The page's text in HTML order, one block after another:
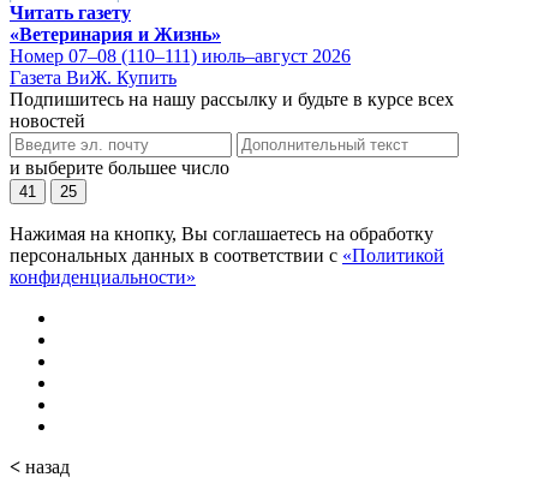
Читать газету
«Ветеринария и Жизнь»
Номер 07–08 (110–111) июль–август 2026
Газета ВиЖ. Купить
Подпишитесь на нашу рассылку и будьте в курсе всех
новостей
и выберите большее число
41 25
Нажимая на кнопку, Вы соглашаетесь на обработку
персональных данных в соответствии с «Политикой
конфиденциальности»
< назад